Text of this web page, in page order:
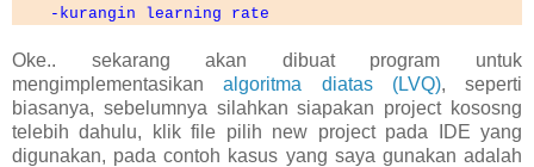
-kurangin learning rate
Oke.. sekarang akan dibuat program untuk
mengimplementasikanalgoritma diatas (LVQ), seperti
biasanya, sebelumnya silahkan siapakan project kososng
telebih dahulu, klik file pilih new project pada IDE yang
digunakan, pada contoh kasus yang saya gunakan adalah